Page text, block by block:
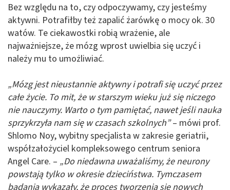
Bez względu na to, czy odpoczywamy, czy jesteśmy
aktywni. Potrafiłby też zapalić żarówkę o mocy ok. 30
watów. Te ciekawostki robią wrażenie, ale
najważniejsze, że mózg wprost uwielbia się uczyć i
należy mu to umożliwiać.
„Mózg jest nieustannie aktywny i potrafi się uczyć przez
całe życie. To mit, że w starszym wieku już się niczego
nie nauczymy. Warto o tym pamiętać, nawet jeśli nauka
sprzykrzyła nam się w czasach szkolnych”– mówi prof.
Shlomo Noy, wybitny specjalista w zakresie geriatrii,
współzałożyciel kompleksowego centrum seniora
Angel Care. – „Do niedawna uważaliśmy, że neurony
powstają tylko w okresie dzieciństwa. Tymczasem
badania wykazały, że proces tworzenia się nowych